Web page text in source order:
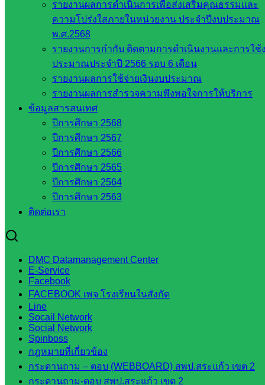
รายงานผลการดำเนินการเพื่อส่งเสริมคุณธรรมและ
ความโปร่งใสภายในหน่วยงาน ประจำปีงบประมาณ
พ.ศ.2568
รายงานการกำกับ ติดตามการดำเนินงานและการใช้
ประมาณประจำปี 2566 รอบ 6 เดือน
รายงานผลการใช้จ่ายเงินงบประมาณ
รายงานผลการสำรวจความพึงพอใจการให้บริการ
ข้อมูลสารสนเทศ
ปีการศึกษา 2568
ปีการศึกษา 2567
ปีการศึกษา 2566
ปีการศึกษา 2565
ปีการศึกษา 2564
ปีการศึกษา 2563
ติดต่อเรา
DMC Datamanagement Center
E-Service
Facebook
FACEBOOK เพจ โรงเรียนในสังกัด
Line
Socail Network
Social Network
Spinboss
กฎหมายที่เกี่ยวข้อง
กระดานถาม – ตอบ (WEBBOARD) สพป.สระแก้ว เขต 2
กระดานถาม-ตอบ สพป.สระแก้ว เขต 2
นโยบายและแผน
หน่วยงาน
ที่เกี่ยวข้อง
กระทรวง
ศึกษาธิการ
กระทรวง
การ
อุดมศึกษา
สำนักงาน
เลขาธิการ
สำนักงาน
คณะ
กรรมการ
การ
อาชีวศึกษา
สำนักงาน
คณะ
กรรมการ
การศึกษา